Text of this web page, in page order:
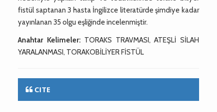
fistül saptanan 3 hasta İngilizce literatürde şimdiye kadar
yayınlanan 35 olgu eşliğinde incelenmiştir.
Anahtar Kelimeler: TORAKS TRAVMASI, ATEŞLİ SİLAH
YARALANMASI, TORAKOBİLİYER FİSTÜL
CITE